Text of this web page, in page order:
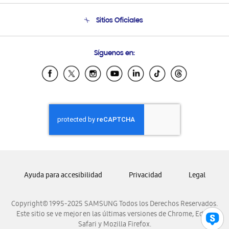
Condiciones de Compra
Soporte vía eMail
Sitios Oficiales
Samsung Ecuador
Samsung El Salvador
Samsung Honduras
Samsung Nicaragua
Samsung Panamá
Samsung Venezuela
Síguenos en:
Copyright© 1995-2025 SAMSUNG Todos los Derechos Reservados.
Este sitio se ve mejor en las últimas versiones de Chrome, Edge,
Safari y Mozilla Firefox.
Ayuda para accesibilidad Privacidad Legal